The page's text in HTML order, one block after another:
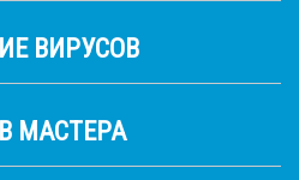
ВИРУСОВ
МАСТЕРА